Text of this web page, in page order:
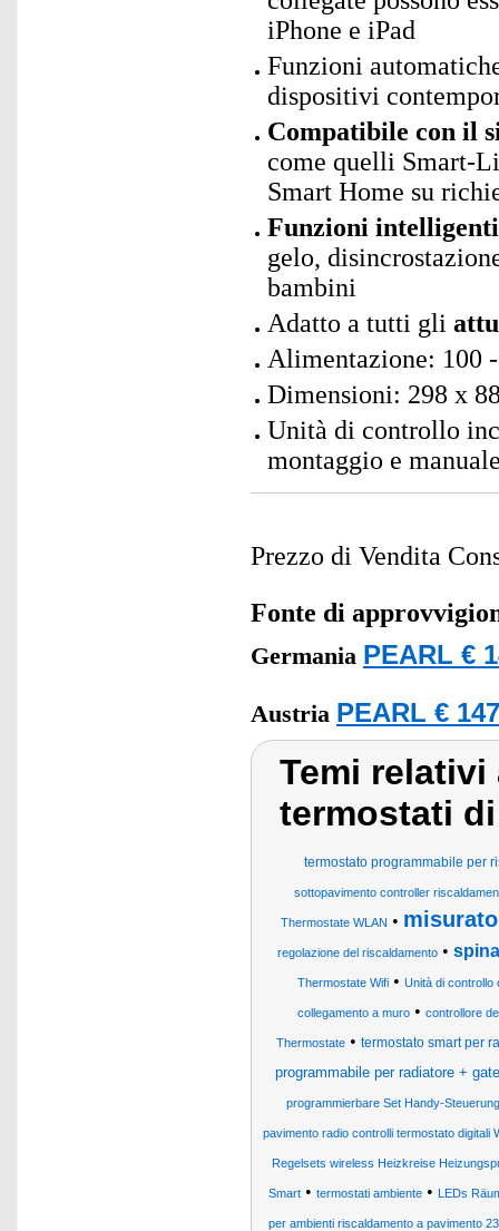
iPhone e iPad
Funzioni
dispositivi
Compatibile con il
come quelli Smart-
Smart Home su
Funzioni
gelo,
bambini
Adatto a tutti gli
Alimentazione: 100
Dimensioni: 298 x
Unità di controllo
montaggio e
Prezzo di Vendita
Fonte di
Germania PEARL €
Austria PEARL €
Temi
termostati
termostato programmabile per
sottopavimento controller
Thermostate WLAN •
regolazione del riscaldamento•
Thermostate Wifi • Unità di controllo
collegamento a muro• controllore
Thermostate• termostato smart per
programmabile per radiatore +
programmierbare Set Handy-
pavimento radio controlli termostato digitali
Regelsets wireless Heizkreise
Smart • termostati ambiente • LEDs
per ambienti riscaldamento a pavimento